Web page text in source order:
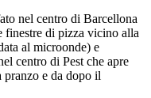
nel centro di Barcellona
finestre di pizza vicino alla
al microonde) e
centro di Pest che apre
e da dopo il